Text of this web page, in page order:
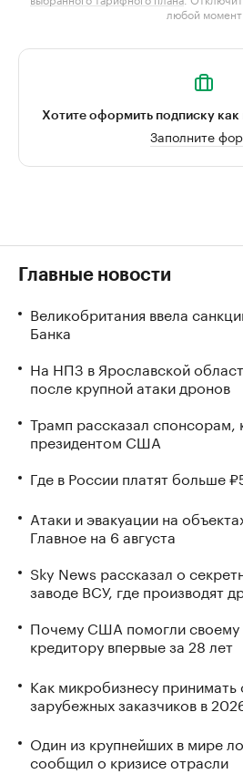
любой момент
Хотите оформить подписку
Заполните
Главные новости
Великобритания ввела
Банка
На НПЗ в Ярославской
после крупной атаки дронов
Трамп рассказал спонсорам,
президентом США
Где в России платят больше
Атаки и эвакуации на
Главное на 6 августа
Sky News рассказал о
заводе ВСУ, где производят
Почему США помогли своему
кредитору впервые за 28 лет
Как микробизнесу принимать
зарубежных заказчиков в
Один из крупнейших в мире
сообщил о кризисе отрасли